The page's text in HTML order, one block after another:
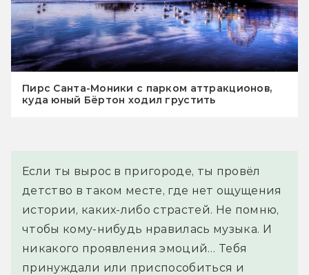
Пирс Санта-Моники с парком аттракционов,
куда юный Бёртон ходил грустить
Если ты вырос в пригороде, ты провёл
детство в таком месте, где нет ощущения
истории, каких-либо страстей. Не помню,
чтобы кому-нибудь нравилась музыка. И
никакого проявления эмоций… Тебя
принуждали или приспособиться и